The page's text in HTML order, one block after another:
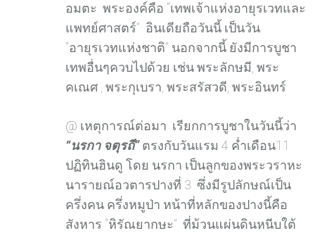
อมตะ พระองค์คือ “เทพเจ้าแห่งอายุรเวทและ
แพทย์ศาสตร์” อินเดียถือวันนี้ เป็นวัน
“อายุรเวทแห่งชาติ” นอกจากนี้ ยังมีการบูชา
เทพอื่นๆควบไปด้วย เช่น พระลักษมี, พระ
คเณศ , พระกุเบรา, พระสรัสวดี, พระอินทร์
@ เหตุการณ์ต่อมา เรียกการบูชาในวันนี้ว่า
“นรกา จตุรถี”ตรงกับวันแรม 4 ค่ำเดือน11
ปฏิทินฮินดู โดย นรกา เป็นลูกของพระวราหะ
นารายณ์อวตารปางที่ 3 ซึ่งมีรูปลักษณ์เป็น
ครึ่งคน ครึ่งหมูป่า หน้าที่หลักของปางนี้คือ
สังหาร “หิรัณยากษะ” ที่ม้วนแผ่นดินหนีบใต้